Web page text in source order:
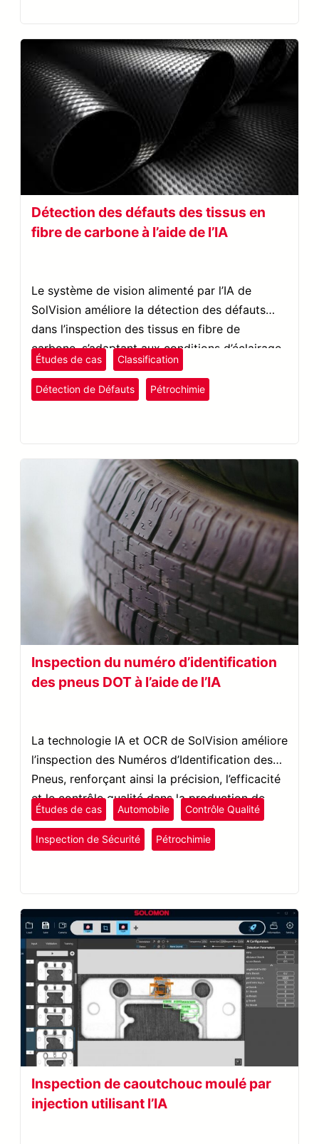
Détection des défauts des tissus en
fibre de carbone à l’aide de l’IA
Le système de vision alimenté par l’IA de
SolVision améliore la détection des défauts
dans l’inspection des tissus en fibre de
carbone, s’adaptant aux conditions d’éclairage
pour un meilleur contrôle de la qualité.
Études de cas Classification
Détection de Défauts Pétrochimie
Inspection du numéro d’identification
des pneus DOT à l’aide de l’IA
La technologie IA et OCR de SolVision améliore
l’inspection des Numéros d’Identification des
Pneus, renforçant ainsi la précision, l’efficacité
et le contrôle qualité dans la production de
pneus.
Études de cas Automobile Contrôle Qualité
Inspection de Sécurité Pétrochimie
Inspection de caoutchouc moulé par
injection utilisant l’IA